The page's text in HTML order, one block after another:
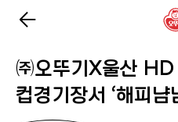
㈜오뚜기X울산
컵경기장서 ‘해피냠